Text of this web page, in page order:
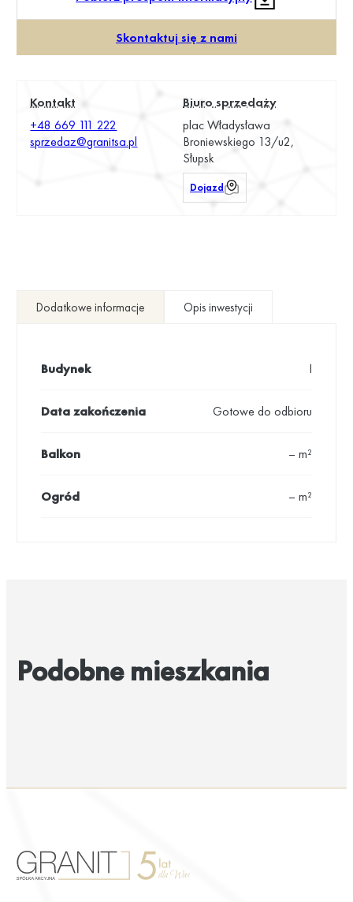
Dodatkowe informacje Opis inwestycji
Budynek I
Data zakończenia Gotowe do odbioru
Balkon – m²
Ogród – m²
Skontaktuj się z nami
Kontakt
+48 669 111 222
sprzedaz@granitsa.pl
Biuro sprzedaży
plac Władysława
Broniewskiego 13/u2,
Słupsk
Dojazd
Podobne mieszkania